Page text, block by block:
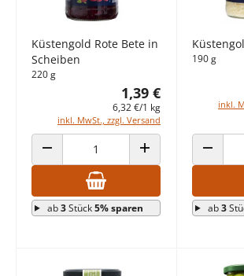
Küstengold Rote Bete in
Scheiben
220 g
1,39 €
6,32 €/1 kg
inkl. MwSt., zzgl. Versand
ANZAHL VERRINGERN ANZAHL ERHÖHEN
ab3Stück5% sparen
190 g
inkl.
ANZAHL
ab3